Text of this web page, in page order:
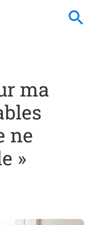
ma
ne
»